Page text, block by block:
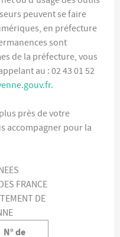
peuvent se faire
en préfecture
sont
de la préfecture, vous
au : 02 43 01 52
.
près de votre
accompagner pour la
FRANCE
DE
N° de